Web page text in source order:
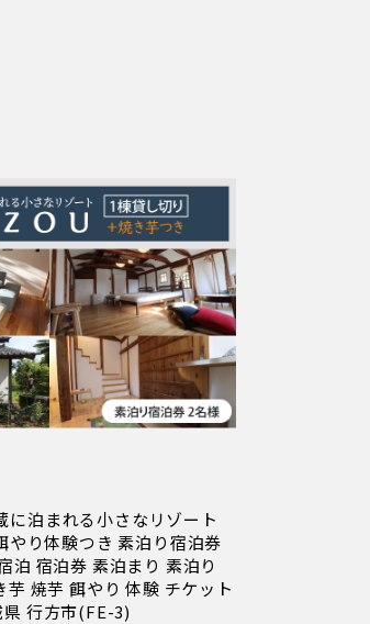
に泊まれる小さなリゾート
り体験つき 素泊り宿泊券
泊 宿泊券 素泊まり 素泊り
芋 焼芋 餌やり 体験 チケット
行方市(FE-3)